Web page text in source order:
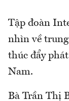
Tập đoàn
nhìn về
thúc đẩy
Nam.
Bà Trần Thị